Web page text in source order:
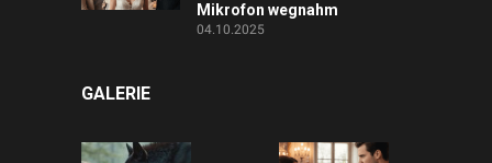
Mikrofon wegnahm
04.10.2025
GALERIE